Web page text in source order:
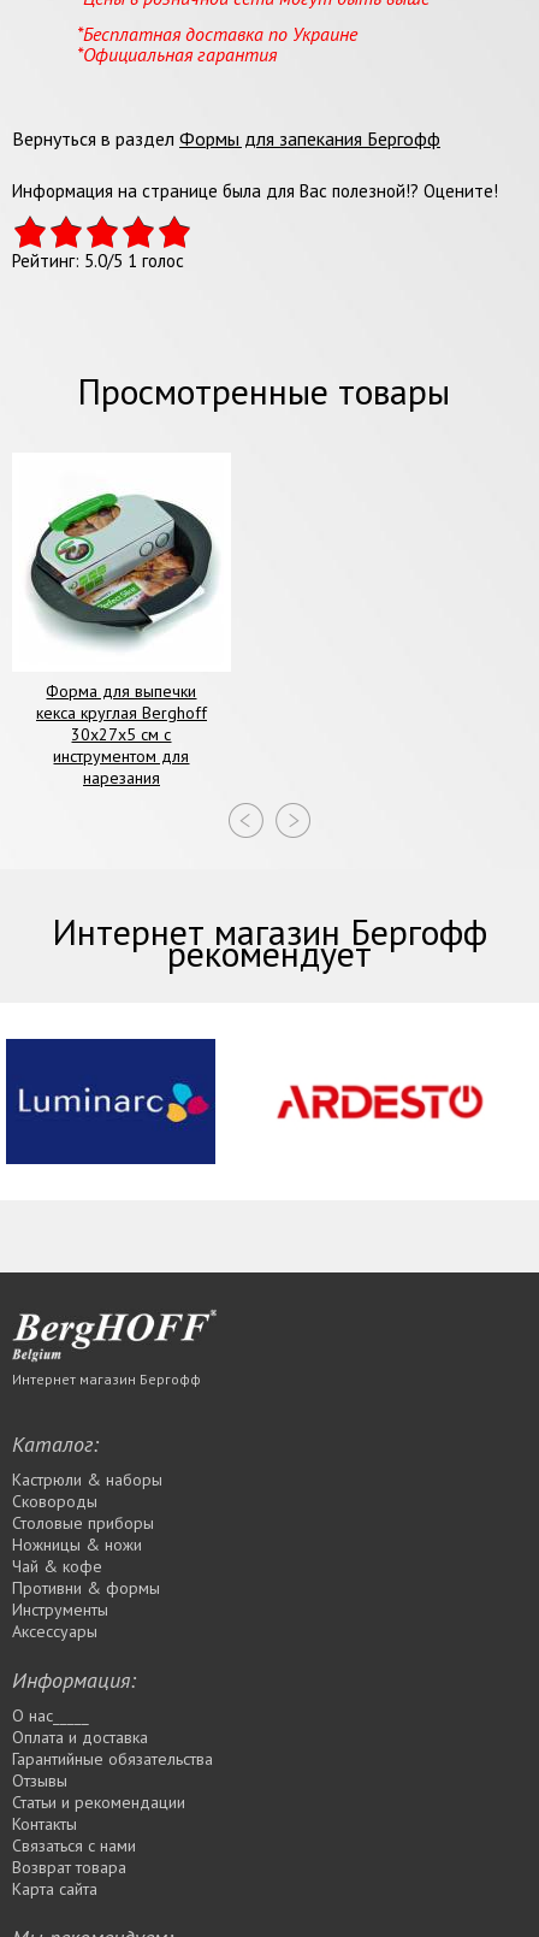
*Бесплатная доставка по Украине
*Официальная гарантия
Вернуться в раздел Формы для запекания Бергофф
Информация на странице была для Вас полезной!? Оцените!
Рейтинг: 5.0/5 1 голос
Просмотренные товары
Форма для выпечки
кекса круглая Berghoff
30х27х5 см с
инструментом для
нарезания
Интернет магазин Бергофф
рекомендует
Интернет магазин Бергофф
Каталог:
Кастрюли & наборы
Сковороды
Столовые приборы
Ножницы & ножи
Чай & кофе
Противни & формы
Инструменты
Аксессуары
Информация:
О нас_____
Оплата и доставка
Гарантийные обязательства
Отзывы
Статьи и рекомендации
Контакты
Связаться с нами
Возврат товара
Карта сайта